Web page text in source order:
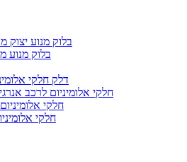
בלוק מנוע יצוק
בלוק מנוע
דלק חלקי
חלקי אלומיניום לרכב
חלקי
חלקי